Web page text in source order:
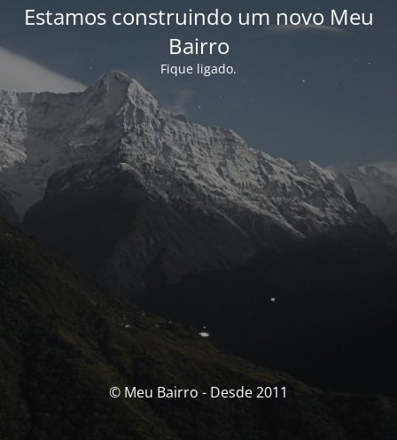
Estamos construindo um novo Meu
Bairro
Fique ligado.
© Meu Bairro - Desde 2011